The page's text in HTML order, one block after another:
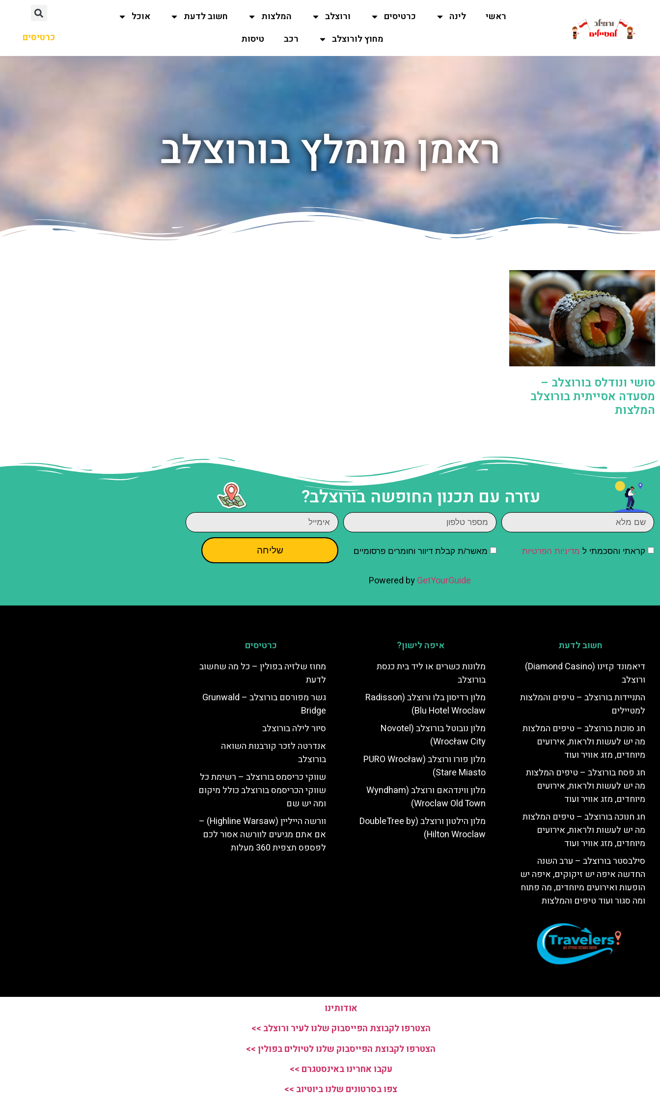
ראשי לינה כרטיסים ורוצלב המלצות חשוב לדעת
אוכל
מחוץ לורוצלב
רכב טיסות כרטיסים
ראמן מומלץ בורוצלב
סושי ונודלס בורוצלב –
מסעדה אסייתית בורוצלב
המלצות
עזרה עם תכנון החופשה בורוצלב?
קראתי והסכמתי ל מדיניות הפרטיות מאשר/ת קבלת דיוור וחומרים פרסומיים שליחה
Powered byGetYourGuide
חשוב לדעת
דיאמונד קזינו (Diamond Casino)
ורוצלב
התניידות בורוצלב – טיפים והמלצות
למטיילים
חג סוכות בורוצלב – טיפים המלצות
מה יש לעשות ולראות, אירועים
מיוחדים, מזג אוויר ועוד
חג פסח בורוצלב – טיפים המלצות
מה יש לעשות ולראות, אירועים
מיוחדים, מזג אוויר ועוד
חג חנוכה בורוצלב – טיפים המלצות
מה יש לעשות ולראות, אירועים
מיוחדים, מזג אוויר ועוד
סילבסטר בורוצלב – ערב השנה
החדשה איפה יש זיקוקים, איפה יש
הופעות ואירועים מיוחדים, מה פתוח
ומה סגור ועוד טיפים והמלצות
איפה לישון?
מלונות כשרים או ליד בית כנסת
בורוצלב
מלון רדיסון בלו ורוצלב (Radisson
Blu Hotel Wroclaw)
מלון נובוטל בורוצלב (Novotel
Wrocław City)
מלון פורו ורוצלב (PURO Wrocław
Stare Miasto)
מלון ווינדהאם ורוצלב (Wyndham
Wroclaw Old Town)
מלון הילטון ורוצלב (DoubleTree by
Hilton Wroclaw)
כרטיסים
מחוז שלזיה בפולין – כל מה שחשוב
לדעת
גשר מפורסם בורוצלב – Grunwald
Bridge
סיור לילה בורוצלב
אנדרטה לזכר קורבנות השואה
בורוצלב
שווקי כריסמס בורוצלב – רשימת כל
שווקי הכריסמס בורוצלב כולל מיקום
ומה יש שם
וורשה הייליין (Highline Warsaw) –
אם אתם מגיעים לוורשה אסור לכם
לפספס תצפית 360 מעלות
אודותינו
הצטרפו לקבוצת הפייסבוק שלנו לעיר ורוצלב >>
הצטרפו לקבוצת הפייסבוק שלנו לטיולים בפולין >>
עקבו אחרינו באינסטגרם >>
צפו בסרטונים שלנו ביוטיוב >>